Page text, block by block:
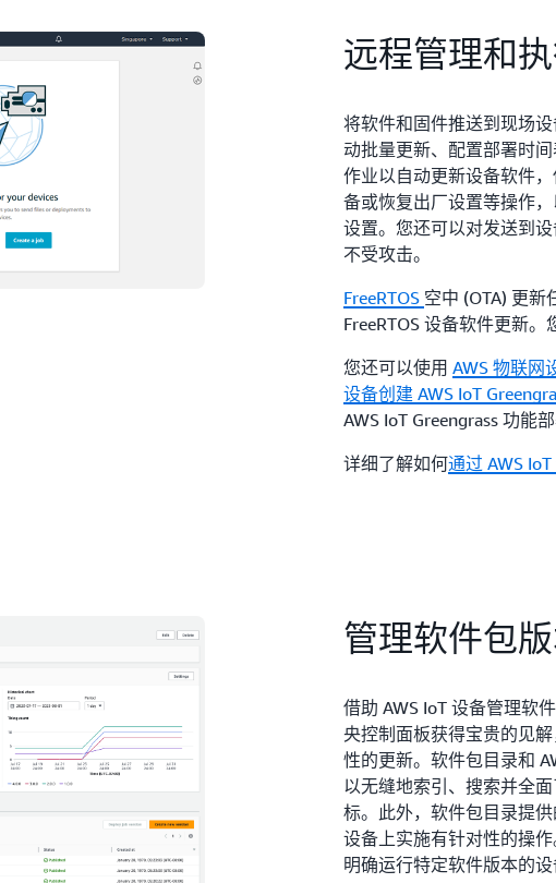
远程管理和
将软件和固件推送到现场
动批量更新、配置部署时
作业以自动更新设备软件
备或恢复出厂设置等操作
设置。您还可以对发送到
不受攻击。
FreeRTOS 空中 (OTA) 更新
FreeRTOS 设备软件更新。
您还可以使用 AWS 物联网
设备创建 AWS IoT
AWS IoT Greengrass 功能
详细了解如何通过 AWS
管理软件包
借助 AWS IoT 设备管理软
央控制面板获得宝贵的见
性的更新。软件包目录和
以无缝地索引、搜索并全
标。此外，软件包目录提
设备上实施有针对性的操
明确运行特定软件版本的设